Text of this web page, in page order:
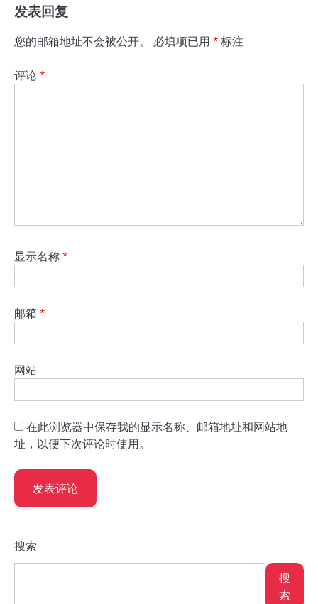
发表回复
您的邮箱地址不会被公开。 必填项已用 * 标注
评论 *
显示名称 *
邮箱 *
网站
在此浏览器中保存我的显示名称、邮箱地址和网站地
址，以便下次评论时使用。
搜索
搜
索